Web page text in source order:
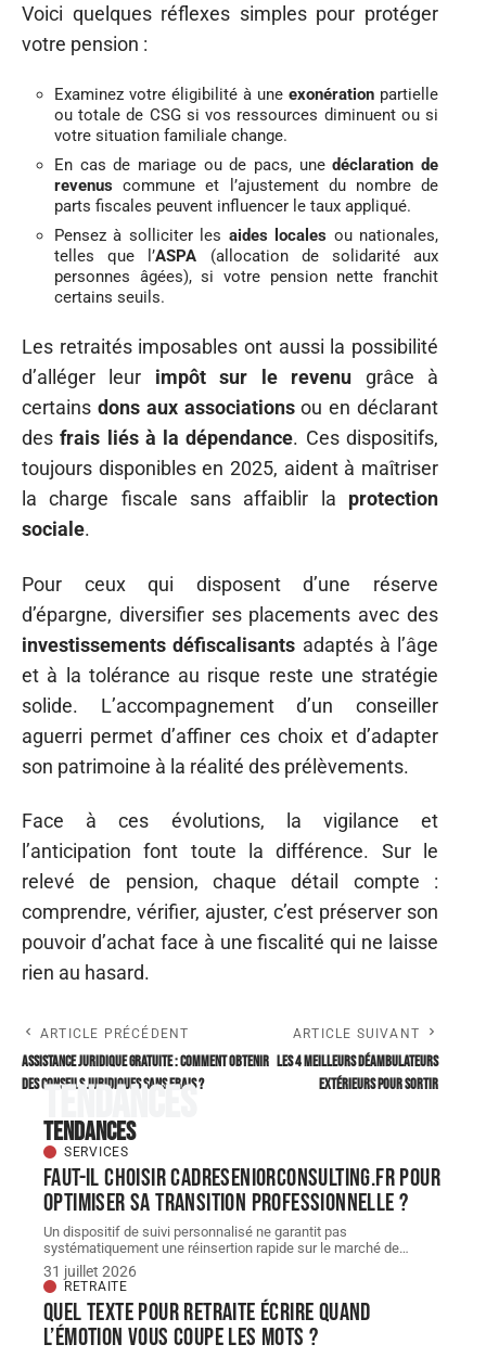
Voici quelques réflexes simples pour protéger
votre pension :
Examinez votre éligibilité à une exonération partielle
ou totale de CSG si vos ressources diminuent ou si
votre situation familiale change.
En cas de mariage ou de pacs, unedéclaration de
revenus commune et l’ajustement du nombre de
parts fiscales peuvent influencer le taux appliqué.
Pensez à solliciter les aides locales ou nationales,
telles que l’ASPA (allocation de solidarité aux
personnes âgées), si votre pension nette franchit
certains seuils.
Les retraités imposables ont aussi la possibilité
d’alléger leur impôt sur le revenu grâce à
certains dons aux associationsou en déclarant
desfrais liés à la dépendance. Ces dispositifs,
toujours disponibles en 2025, aident à maîtriser
la charge fiscale sans affaiblir la protection
sociale.
Pour ceux qui disposent d’une réserve
d’épargne, diversifier ses placements avec des
investissements défiscalisants adaptés à l’âge
et à la tolérance au risque reste une stratégie
solide. L’accompagnement d’un conseiller
aguerri permet d’affiner ces choix et d’adapter
son patrimoine à la réalité des prélèvements.
Face à ces évolutions, la vigilance et
l’anticipation font toute la différence. Sur le
relevé de pension, chaque détail compte :
comprendre, vérifier, ajuster, c’est préserver son
pouvoir d’achat face à une fiscalité qui ne laisse
rien au hasard.
ARTICLE PRÉCÉDENT
Assistance juridique gratuite : comment obtenir
des conseils juridiques sans frais ?
ARTICLE SUIVANT
Les 4 meilleurs déambulateurs
extérieurs pour sortir
Tendances
Tendances
SERVICES
Faut-il choisir cadreseniorconsulting.fr pour
optimiser sa transition professionnelle ?
Un dispositif de suivi personnalisé ne garantit pas
systématiquement une réinsertion rapide sur le marché de…
31 juillet 2026
RETRAITE
Quel texte pour retraite écrire quand
l’émotion vous coupe les mots ?